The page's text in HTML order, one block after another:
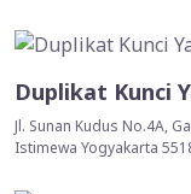
Duplikat Kunci
Jl. Sunan Kudus No.4A,
Istimewa Yogyakarta